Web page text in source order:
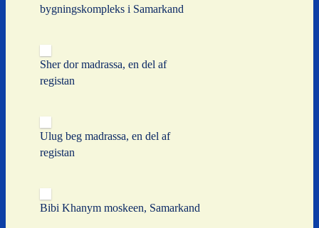
bygningskompleks i Samarkand
Sher dor madrassa, en del af
registan
Ulug beg madrassa, en del af
registan
Bibi Khanym moskeen, Samarkand